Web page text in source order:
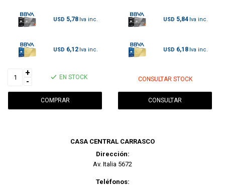
USD 5,78
USD 6,12
+
-
EN STOCK
USD 5,84
USD 6,18
CONSULTAR STOCK
CONSULTAR
CASA CENTRAL CARRASCO
Dirección:
Av. Italia 5672
Teléfonos: